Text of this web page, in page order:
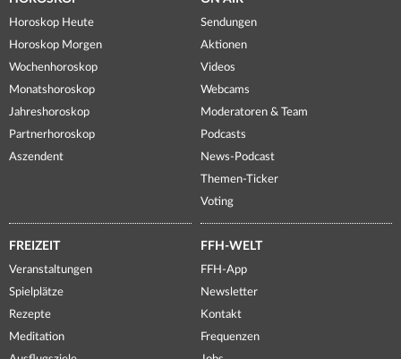
Horoskop Heute
Horoskop Morgen
Wochenhoroskop
Monatshoroskop
Jahreshoroskop
Partnerhoroskop
Aszendent
Sendungen
Aktionen
Videos
Webcams
Moderatoren & Team
Podcasts
News-Podcast
Themen-Ticker
Voting
FREIZEIT
Veranstaltungen
Spielplätze
Rezepte
Meditation
FFH-WELT
FFH-App
Newsletter
Kontakt
Frequenzen